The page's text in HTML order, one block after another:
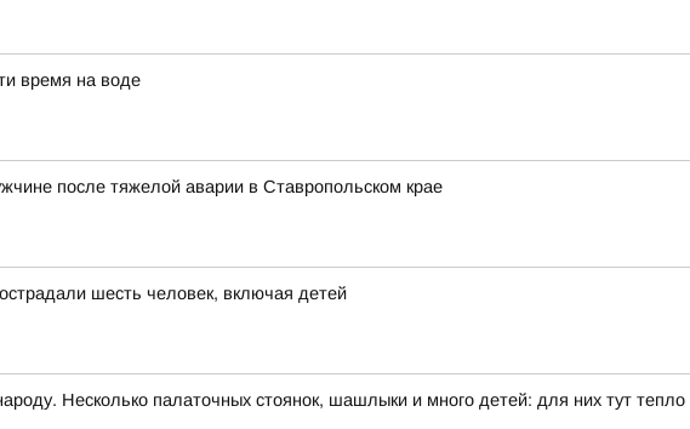
время на воде
после тяжелой аварии в Ставропольском крае
шесть человек, включая детей
Несколько палаточных стоянок, шашлыки и много детей: для них тут